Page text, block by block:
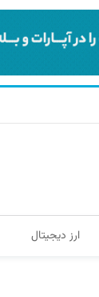
ارز دیجیتال